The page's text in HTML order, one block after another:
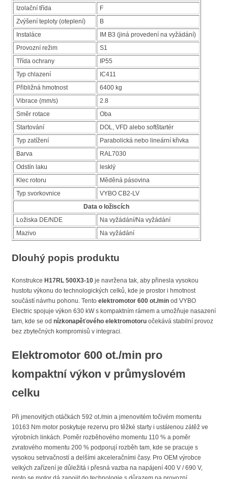
Izolační třída
F
Zvýšení teploty (oteplení)
B
Instaláce
IM B3 (jiná provedení na vyžádání)
Provozní režim
S1
Třída ochrany
IP55
Typ chlazení
IC411
Přibližná hmotnost
6400 kg
Vibrace (mm/s)
2.8
Směr rotace
Oba
Startování
DOL, VFD alebo softštartér
Typ zatížení
Parabolická nebo lineární křivka
Barva
RAL7030
Odstín laku
lesklý
Klec rotoru
Měděná pásovina
Typ svorkovnice
VYBO CB2-LV
Data o ložiscích
Ložiska DE/NDE
Na vyžádání/Na vyžádání
Mazivo
Na vyžádání
Dlouhý popis produktu
Konstrukce H17RL 500X3-10 je navržena tak, aby přinesla vysokou
hustotu výkonu do technologických celků, kde je prostor i hmotnost
součástí návrhu pohonu. Tento elektromotor 600 ot./min od VYBO
Electric spojuje výkon 630 kW s kompaktním rámem a umožňuje nasazení
tam, kde se od nízkonapěťového elektromotoru očekává stabilní provoz
bez zbytečných kompromisů v integraci.
Elektromotor 600 ot./min pro
kompaktní výkon v průmyslovém
celku
Při jmenovitých otáčkách 592 ot./min a jmenovitém točivém momentu
10163 Nm motor poskytuje rezervu pro těžké starty i ustálenou zátěž ve
výrobních linkách. Poměr rozběhového momentu 110 % a poměr
zvratového momentu 200 % podporují rozběh tam, kde se pracuje s
vysokou setrvačností a delšími akceleračními časy. Pro OEM výrobce
velkých zařízení je důležitá i přesná vazba na napájení 400 V / 690 V,